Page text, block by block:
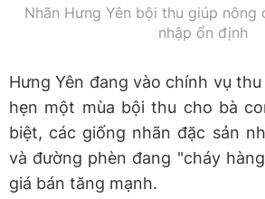
Nhãn Hưng Yên bội thu giúp nông
nhập ổn định
Hưng Yên đang vào chính vụ
hẹn một mùa bội thu cho bà
biệt, các giống nhãn đặc sản
và đường phèn đang "cháy
giá bán tăng mạnh.